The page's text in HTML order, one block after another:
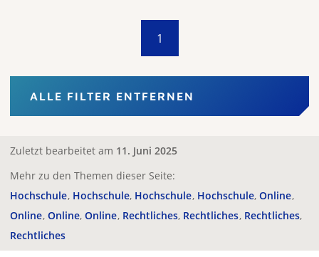
1
ALLE FILTER ENTFERNEN
Zuletzt bearbeitet am 11. Juni 2025
Mehr zu den Themen dieser Seite:
Hochschule Hochschule Hochschule Hochschule Online
Online Online Online Rechtliches Rechtliches Rechtliches
Rechtliches